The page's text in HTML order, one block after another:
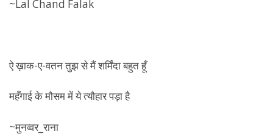
~Lal Chand Falak
ऐ ख़ाक-ए-वतन तुझ से मैं शर्मिंदा बहुत हूँ
महँगाई के मौसम में ये त्यौहार पड़ा है
~मुनव्वर_राना